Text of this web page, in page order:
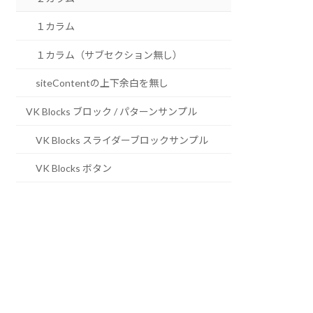
１カラム
１カラム（サブセクション無し）
siteContentの上下余白を無し
VK Blocks ブロック / パターンサンプル
VK Blocks スライダーブロックサンプル
VK Blocks ボタン